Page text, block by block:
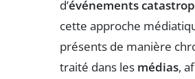
d’événements
cette approche
présents de manière
traité dans les médias,